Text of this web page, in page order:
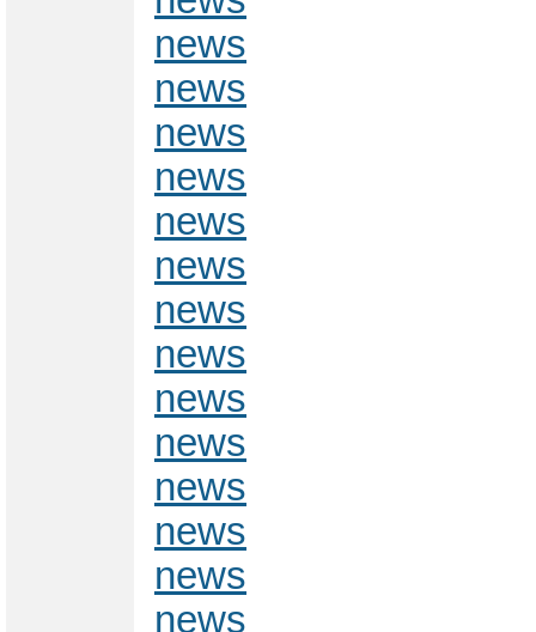
news
news
news
news
news
news
news
news
news
news
news
news
news
news